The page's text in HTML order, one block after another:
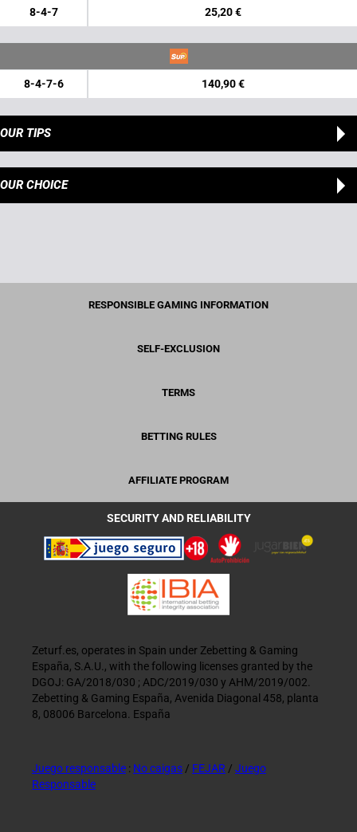
8-4-7 25,20 €
8-4-7-6 140,90 €
OUR TIPS
OUR CHOICE
RESPONSIBLE GAMING INFORMATION
SELF-EXCLUSION
TERMS
BETTING RULES
AFFILIATE PROGRAM
SECURITY AND RELIABILITY
Zeturf.es, operates in Spain under Zebetting & Gaming
España, S.A.U., with the following licenses granted by the
DGOJ: GA/2018/030 ; ADC/2019/030 y AHM/2019/002.
Zebetting & Gaming España, Avenida Diagonal 458, planta
8, 08006 Barcelona. España
Juego responsable : No caigas / FEJAR / Juego
Responsable